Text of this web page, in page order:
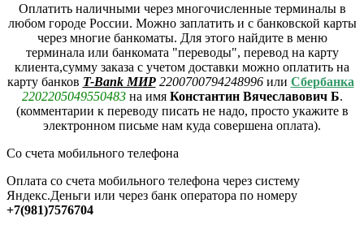
Оплатить наличными через многочисленные терминалы в
любом городе России. Можно заплатить и с банковской карты
через многие банкоматы. Для этого найдите в меню
терминала или банкомата "переводы", перевод на карту
клиента,сумму заказа с учетом доставки можно оплатить на
карту банков T-Bank МИР 2200700794248996или Сбербанка
2202205049550483 на имя Константин Вячеславович Б.
(комментарии к переводу писать не надо, просто укажите в
электронном письме нам куда совершена оплата).
Со счета мобильного телефона
Оплата со счета мобильного телефона через систему
Яндекс.Деньги или через банк оператора по номеру
+7(981)7576704